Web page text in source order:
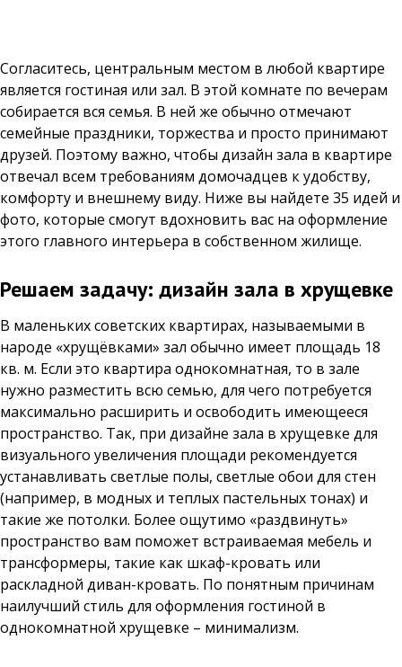
Согласитесь, центральным местом в любой квартире
является гостиная или зал. В этой комнате по вечерам
собирается вся семья. В ней же обычно отмечают
семейные праздники, торжества и просто принимают
друзей. Поэтому важно, чтобы дизайн зала в квартире
отвечал всем требованиям домочадцев к удобству,
комфорту и внешнему виду. Ниже вы найдете 35 идей и
фото, которые смогут вдохновить вас на оформление
этого главного интерьера в собственном жилище.
Решаем задачу: дизайн зала в хрущевке
В маленьких советских квартирах, называемыми в
народе «хрущёвками» зал обычно имеет площадь 18
кв. м. Если это квартира однокомнатная, то в зале
нужно разместить всю семью, для чего потребуется
максимально расширить и освободить имеющееся
пространство. Так, при дизайне зала в хрущевке для
визуального увеличения площади рекомендуется
устанавливать светлые полы, светлые обои для стен
(например, в модных и теплых пастельных тонах) и
такие же потолки. Более ощутимо «раздвинуть»
пространство вам поможет встраиваемая мебель и
трансформеры, такие как шкаф-кровать или
раскладной диван-кровать. По понятным причинам
наилучший стиль для оформления гостиной в
однокомнатной хрущевке – минимализм.